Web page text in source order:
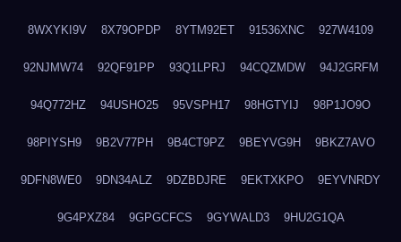
8WXYKI9V 8X79OPDP 8YTM92ET 91536XNC 927W4109
92NJMW74 92QF91PP 93Q1LPRJ 94CQZMDW 94J2GRFM
94Q772HZ 94USHO25 95VSPH17 98HGTYIJ 98P1JO9O
98PIYSH9 9B2V77PH 9B4CT9PZ 9BEYVG9H 9BKZ7AVO
9DFN8WE0 9DN34ALZ 9DZBDJRE 9EKTXKPO 9EYVNRDY
9G4PXZ84 9GPGCFCS 9GYWALD3 9HU2G1QA